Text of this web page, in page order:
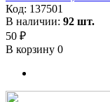
Код: 137501
В наличии: 92 шт.
50 ₽
В корзину 0